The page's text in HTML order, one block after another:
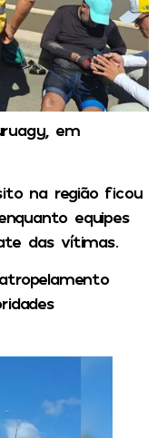
em
na região ficou
equipes
das vítimas.